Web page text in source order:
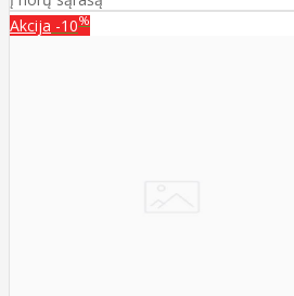
Akcija -10%